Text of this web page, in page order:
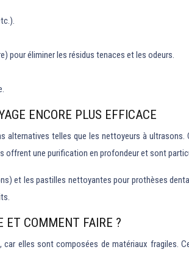
pour éliminer les résidus tenaces et les odeurs.
ENCORE PLUS EFFICACE
telles que les nettoyeurs à
offrent une purification en profondeur et sont
et les pastilles nettoyantes pour prothèses
ET COMMENT FAIRE ?
elles sont composées de matériaux fragiles.